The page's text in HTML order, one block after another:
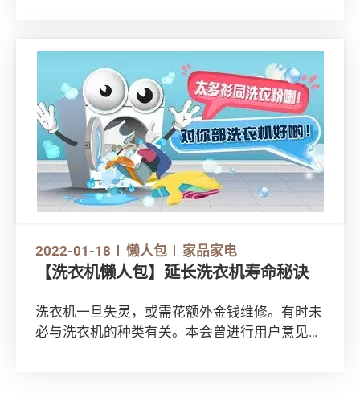
2022-01-18 懒人包 家品家电
【洗衣机懒人包】延长洗衣机寿命秘诀
洗衣机一旦失灵，或需花额外金钱维修。有时未
必与洗衣机的种类有关。本会曾进行用户意见调